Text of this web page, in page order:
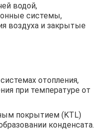
водой,
системы,
воздуха и закрытые
отопления,
при температуре от
покрытием (KTL)
конденсата.